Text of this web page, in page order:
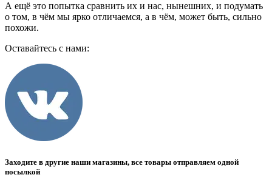
А ещё это попытка сравнить их и нас, нынешних, и подумать
о том, в чём мы ярко отличаемся, а в чём, может быть, сильно
похожи.
Оставайтесь с нами:
Заходите в другие наши магазины, все товары отправляем одной
посылкой